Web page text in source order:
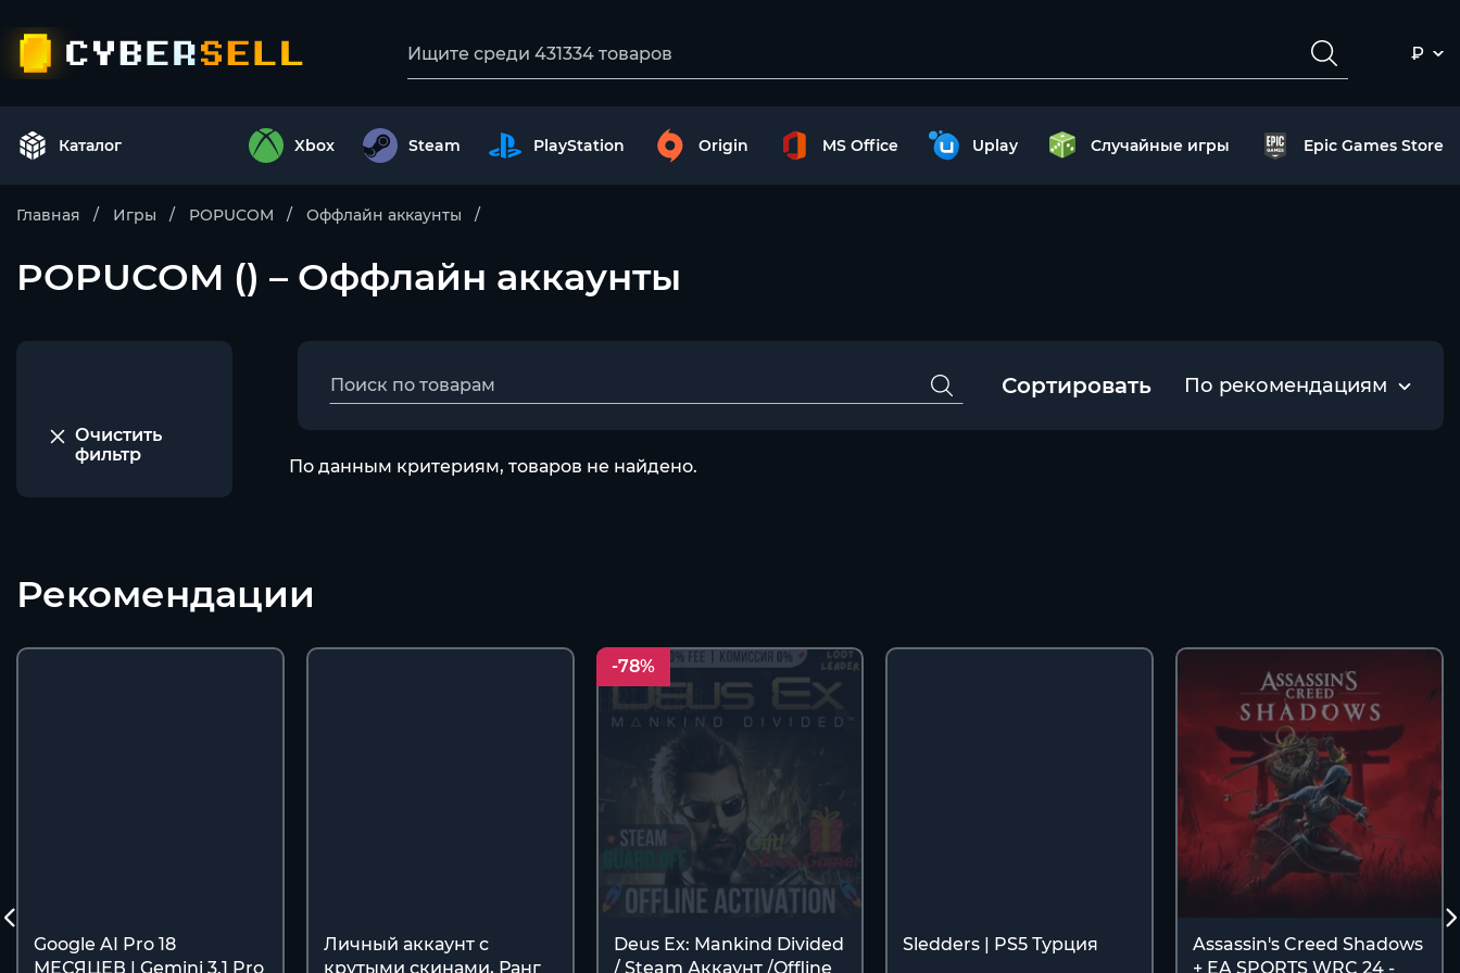
₽
Каталог Xbox Steam PlayStation Origin MS Office Uplay Случайные игры Epic Games Store
Главная Игры POPUCOM Оффлайн аккаунты
POPUCOM () – Оффлайн аккаунты
Очистить
фильтр
Сортировать По рекомендациям
По данным критериям, товаров не найдено.
Рекомендации
Google AI Pro 18
МЕСЯЦЕВ | Gemini 3.1 Pro
Личный аккаунт с
крутыми скинами, Ранг
-78%
Deus Ex: Mankind Divided
/ Steam Аккаунт /Offline
Sledders | PS5 Турция
Assassin's Creed Shadows
+ EA SPORTS WRC 24 -